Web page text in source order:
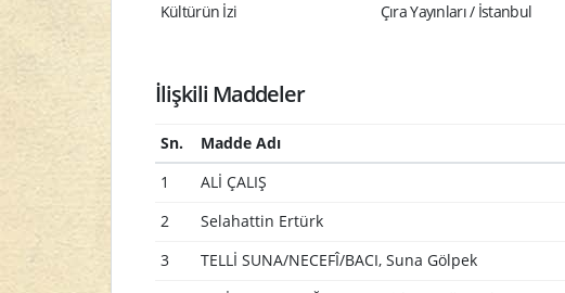
Kültürün İzi
Çıra Yayınları / İstanbul
İlişkili Maddeler
Sn. Madde Adı
1
ALİ ÇALIŞ
2 Selahattin Ertürk
3 TELLİ SUNA/NECEFÎ/BACI, Suna Gölpek